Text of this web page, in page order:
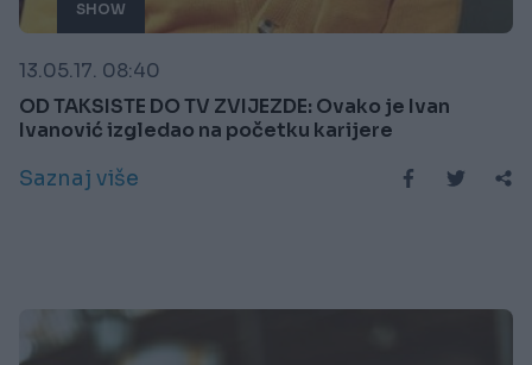
SHOW
13.05.17. 08:40
OD TAKSISTE DO TV ZVIJEZDE: Ovako je Ivan
Ivanović izgledao na početku karijere
Saznaj više